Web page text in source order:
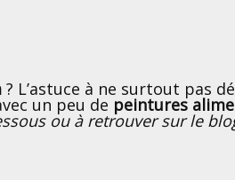
? L’astuce à ne surtout pas
un peu de peintures
ou à retrouver sur le